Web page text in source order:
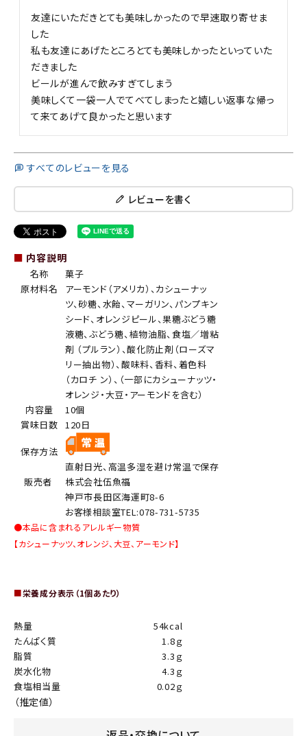
友達にいただきとても美味しかったので早速取り寄せま
した
私も友達にあげたところとても美味しかったといっていた
だきました
ビールが進んで飲みすぎてしまう
美味しくて一袋一人でてべてしまったと嬉しい返事な帰っ
て来てあげて良かったと思います
すべてのレビューを見る
レビューを書く
■ 内容説明
名称
菓子
原材料名
アーモンド（アメリカ）、カシューナッ
ツ、砂糖、水飴、マーガリン、パンプキン
シード、オレンジピール、果糖ぶどう糖
液糖、ぶどう糖、植物油脂、食塩／増粘
剤 （プルラン）、酸化防止剤（ローズマ
リー抽出物）、酸味料、香料、着色料
（カロチ ン）、（一部にカシューナッツ・
オレンジ・大豆・アーモンドを含む）
内容量
10個
賞味日数
120日
保存方法
直射日光、高温多湿を避け常温で保存
販売者
株式会社伍魚福
神戸市長田区海運町8-6
お客様相談室TEL:078-731-5735
●本品に含まれるアレルギー物質
【カシューナッツ、オレンジ、大豆、アーモンド】
■栄養成分表示（1個あたり）
熱量
54kcal
たんぱく質
1.8ｇ
脂質
3.3ｇ
炭水化物
4.3ｇ
食塩相当量
0.02ｇ
（推定値）